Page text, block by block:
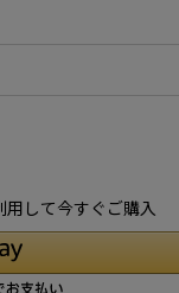
して今すぐご購入